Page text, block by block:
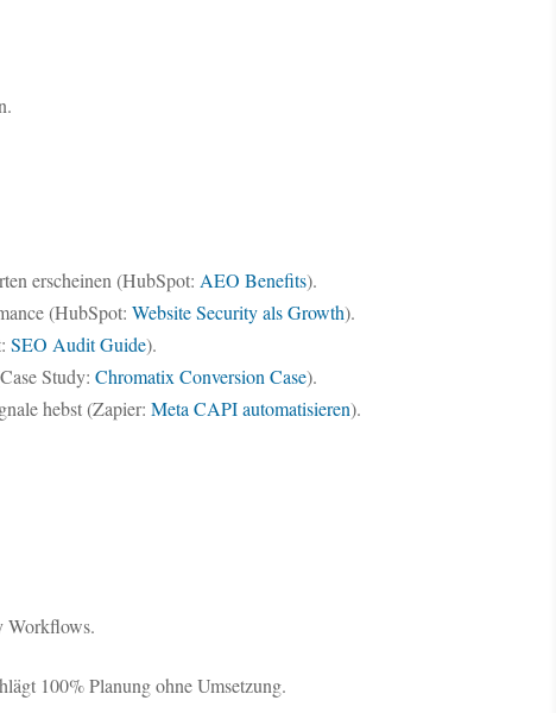
erscheinen (HubSpot: AEO Benefits).
(HubSpot: Website Security als Growth).
SEO Audit Guide).
Study: Chromatix Conversion Case).
hebst (Zapier: Meta CAPI automatisieren).
Workflows.
100% Planung ohne Umsetzung.